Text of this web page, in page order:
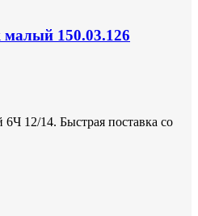
150.03.126
12/14. Быстрая поставка со